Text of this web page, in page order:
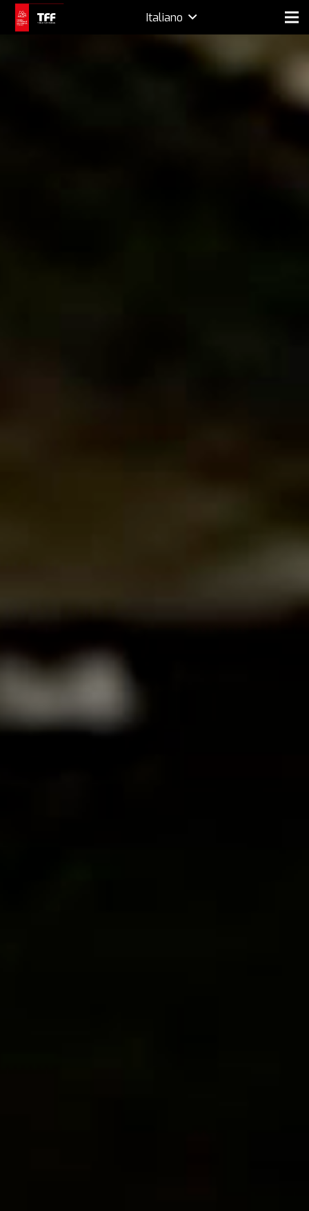
Italiano